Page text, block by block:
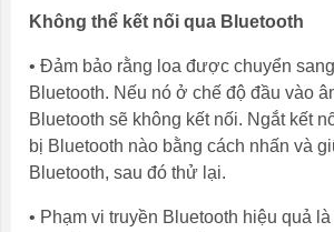
Không thể kết nối qua Bluetooth
• Đảm bảo rằng loa được chuyển
Bluetooth. Nếu nó ở chế độ đầu vào
Bluetooth sẽ không kết nối. Ngắt kết
bị Bluetooth nào bằng cách nhấn và
Bluetooth, sau đó thử lại.
• Phạm vi truyền Bluetooth hiệu quả